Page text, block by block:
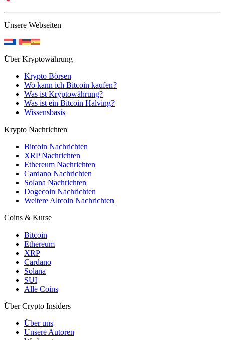
Unsere Webseiten
Über Kryptowährung
Krypto Börsen
Wo kann ich Bitcoin kaufen?
Was ist Kryptowährung?
Was ist ein Bitcoin Halving?
Wissensbasis
Krypto Nachrichten
Bitcoin Nachrichten
XRP Nachrichten
Ethereum Nachrichten
Cardano Nachrichten
Solana Nachrichten
Dogecoin Nachrichten
Weitere Altcoin Nachrichten
Coins & Kurse
Bitcoin
Ethereum
XRP
Cardano
Solana
SUI
Alle Coins
Über Crypto Insiders
Über uns
Unsere Autoren